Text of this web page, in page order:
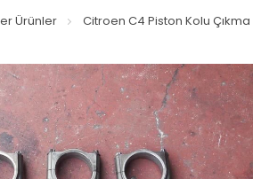
Ürünler Citroen C4 Piston Kolu